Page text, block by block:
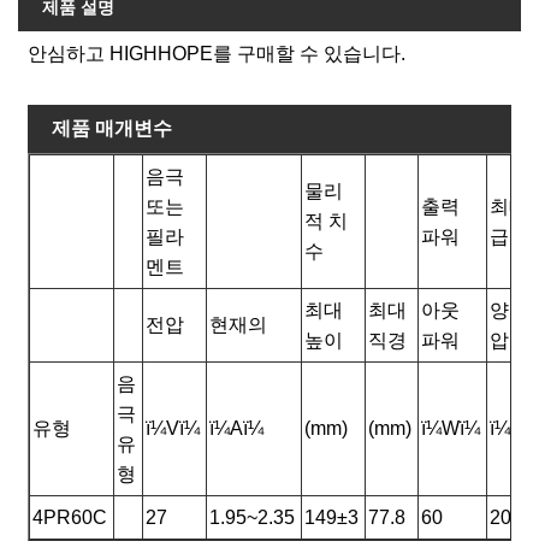
제품 설명
안심하고 HIGHHOPE를 구매할 수 있습니다.
제품 매개변수
음극
또는
필라
멘트
물리
적 치
수
출력
파워
최대
급
전압 현재의
최대
높이
최대
직경
아웃
파워
양극
압
유형
음
극
유
형
ï¼Vï¼ ï¼Aï¼ (mm) (mm) ï¼Wï¼
4PR60C 27 1.95~2.35 149±3 77.8 60 20